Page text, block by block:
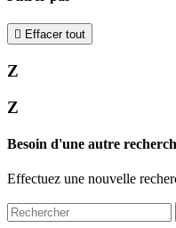
 Effacer tout
Z
Z
Besoin d'une autre
Effectuez une nouvelle